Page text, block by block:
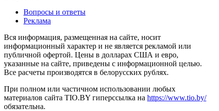
Вопросы и ответы
Реклама
Вся информация, размещенная на сайте, носит
информационный характер и не является рекламой или
публичной офертой. Цены в долларах США и евро,
указанные на сайте, приведены с информационной целью.
Все расчеты производятся в белорусских рублях.
При полном или частичном использовании любых
материалов сайта TIO.BY гиперссылка на https://www.tio.by/
обязательна.